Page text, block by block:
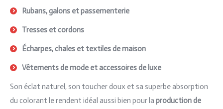
Rubans, galons et passementerie
Tresses et cordons
Écharpes, chales et textiles de maison
Vêtements de mode et accessoires de luxe
Son éclat naturel, son toucher doux et sa superbe absorption
du colorant le rendent idéal aussi bien pour la production de